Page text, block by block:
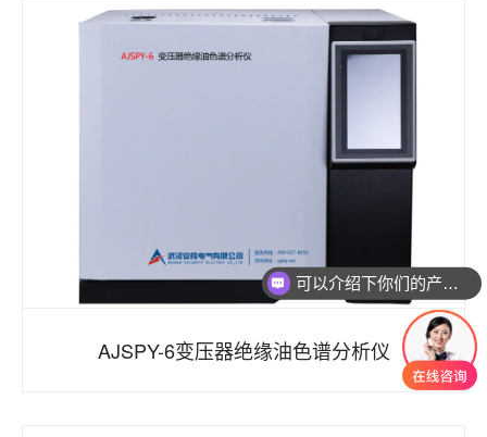
AJSPY-6变压器绝缘油色谱分析仪
可以介绍下你们的产品么